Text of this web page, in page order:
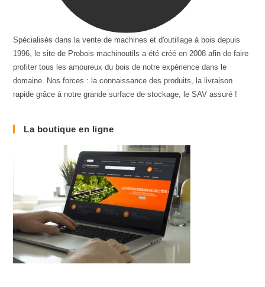
Spécialisés dans la vente de machines et d'outillage à bois depuis
1996, le site de Probois machinoutils a été créé en 2008 afin de faire
profiter tous les amoureux du bois de notre expérience dans le
domaine. Nos forces : la connaissance des produits, la livraison
rapide grâce à notre grande surface de stockage, le SAV assuré !
La boutique en ligne